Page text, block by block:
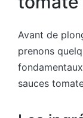
Avant de
prenons
sauces